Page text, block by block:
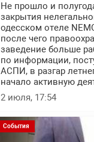
Не прошло и
закрытия
одесском отеле
после чего
заведение больше
по информации,
АСПИ, в разгар
начало активную
2 июля, 17:54
События